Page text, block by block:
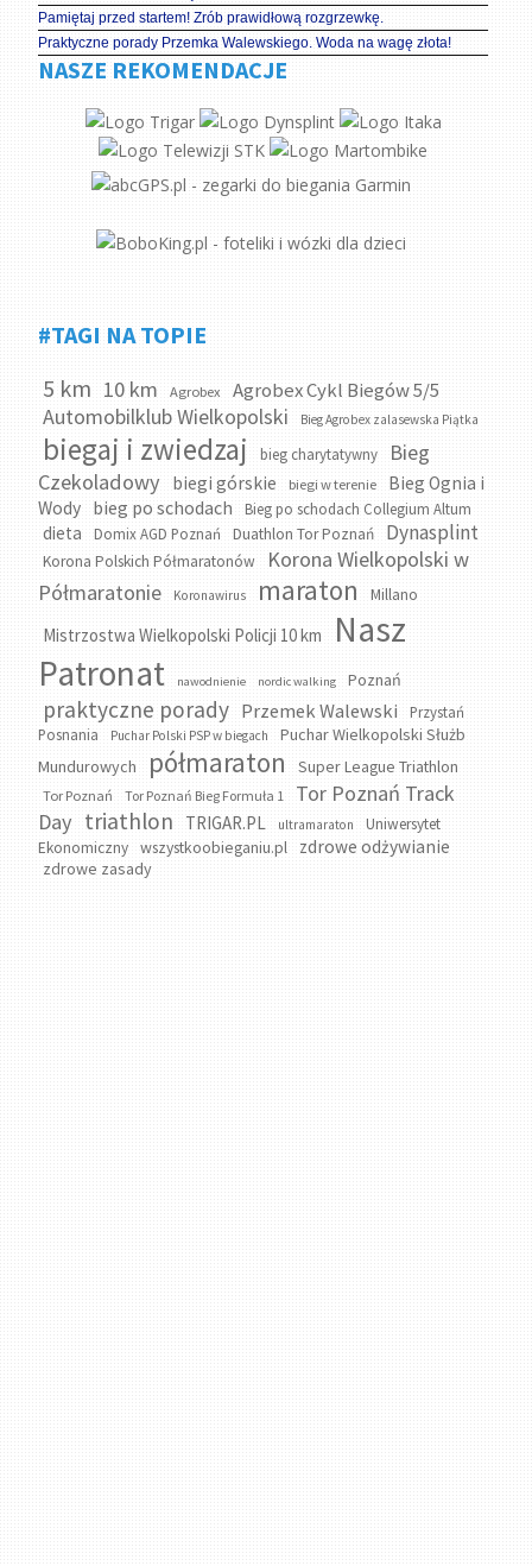
Pamiętaj przed startem! Zrób prawidłową rozgrzewkę.
Praktyczne porady Przemka Walewskiego. Woda na wagę złota!
NASZE REKOMENDACJE
#TAGI NA TOPIE
5 km 10 km Agrobex Agrobex Cykl Biegów 5/5
Automobilklub Wielkopolski Bieg Agrobex zalasewska Piątka
biegaj i zwiedzaj bieg charytatywny
Bieg
Czekoladowy
biegi górskie biegi w terenie
Bieg Ognia i
Wody bieg po schodach Bieg po schodach Collegium Altum
dieta Domix AGD Poznań Duathlon Tor Poznań Dynasplint
Korona Polskich Półmaratonów
Korona Wielkopolski w
Półmaratonie
Koronawirus maraton Millano
Mistrzostwa Wielkopolski Policji 10 km
Nasz
Patronat
nawodnienie nordic walking Poznań
praktyczne porady Przemek Walewski
Przystań
Posnania
Puchar Polski PSP w biegach
Puchar Wielkopolski Służb
Mundurowych
półmaraton Super League Triathlon
Tor Poznań Tor Poznań Bieg Formuła 1
Tor Poznań Track
Day triathlon TRIGAR.PL ultramaraton
Uniwersytet
Ekonomiczny
wszystkoobieganiu.pl zdrowe odżywianie
zdrowe zasady